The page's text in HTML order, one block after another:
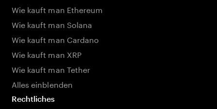
Wie kauft man Ethereum
Wie kauft man Solana
Wie kauft man Cardano
Wie kauft man XRP
Wie kauft man Tether
Alles einblenden
Rechtliches